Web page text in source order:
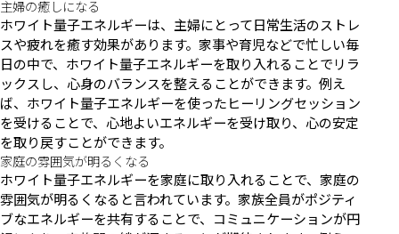
主婦の癒しになる
ホワイト量子エネルギーは、主婦にとって日常生活のストレ
スや疲れを癒す効果があります。家事や育児などで忙しい毎
日の中で、ホワイト量子エネルギーを取り入れることでリラ
ックスし、心身のバランスを整えることができます。例え
ば、ホワイト量子エネルギーを使ったヒーリングセッション
を受けることで、心地よいエネルギーを受け取り、心の安定
を取り戻すことができます。
家庭の雰囲気が明るくなる
ホワイト量子エネルギーを家庭に取り入れることで、家庭の
雰囲気が明るくなると言われています。家族全員がポジティ
ブなエネルギーを共有することで、コミュニケーションが円